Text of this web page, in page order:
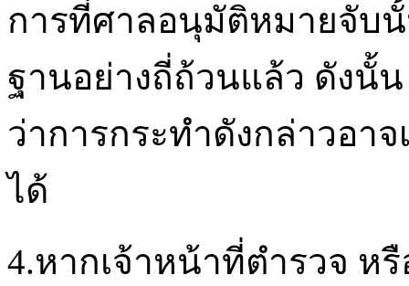
การที่ศาลอนุมัติหมายจับ
ฐานอย่างถี่ถ้วนแล้ว ดังนั้
ว่าการกระทำดังกล่าวอา
ได้
4.หากเจ้าหน้าที่ตำรวจ ห